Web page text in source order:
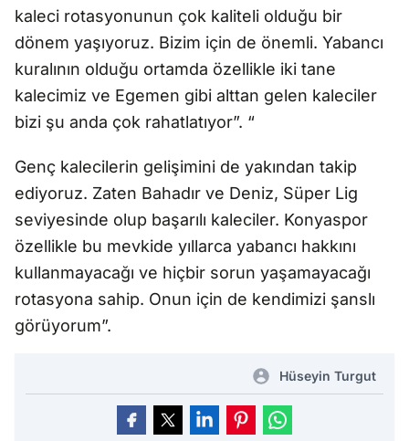
kaleci rotasyonunun çok kaliteli olduğu bir
dönem yaşıyoruz. Bizim için de önemli. Yabancı
kuralının olduğu ortamda özellikle iki tane
kalecimiz ve Egemen gibi alttan gelen kaleciler
bizi şu anda çok rahatlatıyor”. “
Genç kalecilerin gelişimini de yakından takip
ediyoruz. Zaten Bahadır ve Deniz, Süper Lig
seviyesinde olup başarılı kaleciler. Konyaspor
özellikle bu mevkide yıllarca yabancı hakkını
kullanmayacağı ve hiçbir sorun yaşamayacağı
rotasyona sahip. Onun için de kendimizi şanslı
görüyorum”.
Hüseyin Turgut